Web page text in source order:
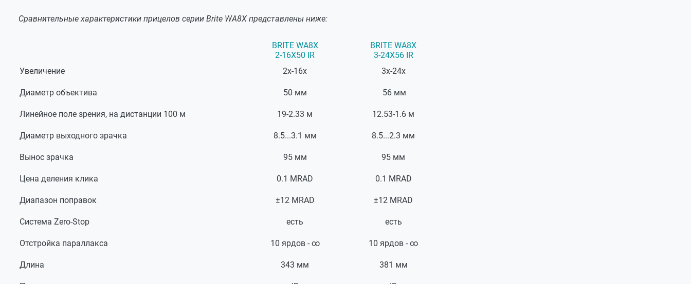
Сравнительные характеристики прицелов серии Brite WA8Х представлены ниже:
BRITE WA8X
2-16X50 IR
BRITE WA8X
3-24X56 IR
Увеличение
2х-16х 3х-24х
Диаметр объектива 50 мм 56 мм
Линейное поле зрения, на дистанции 100 м 19-2.33 м 12.53-1.6 м
Диаметр выходного зрачка 8.5...3.1 мм 8.5...2.3 мм
Вынос зрачка 95 мм 95 мм
Цена деления клика 0.1 MRAD 0.1 MRAD
Диапазон поправок ±12 МRAD ±12 МRAD
Система Zero-Stop есть есть
Отстройка параллакса 10 ярдов - ∞ 10 ярдов - ∞
Длина 343 мм 381 мм